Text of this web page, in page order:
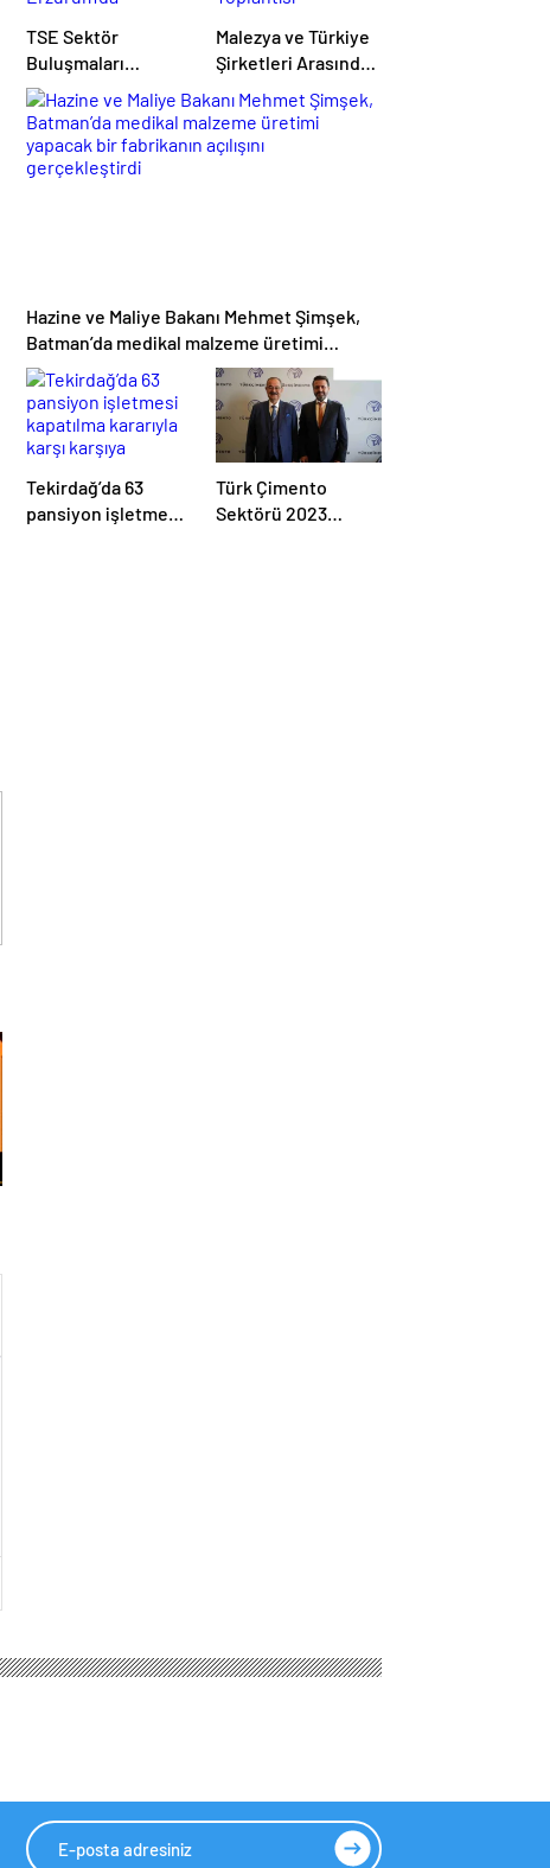
TSE Sektör
Buluşmaları
Toplantısı
Erzurum’da
Gerçekleştirildi
Malezya ve Türkiye
Şirketleri Arasında
İş Diyaloğu
Toplantısı
Gerçekleştirildi
Hazine ve Maliye Bakanı Mehmet Şimşek,
Batman’da medikal malzeme üretimi
yapacak bir fabrikanın açılışını
gerçekleştirdi
Tekirdağ’da 63
pansiyon işletmesi
Türk Çimento
Sektörü 2023